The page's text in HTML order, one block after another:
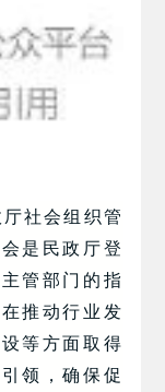
社会组织管
是民政厅登
管部门的指
推动行业发
等方面取得
领，确保促